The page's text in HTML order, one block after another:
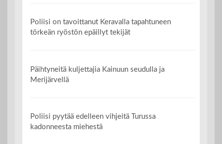
Poliisi on tavoittanut Keravalla tapahtuneen
törkeän ryöstön epäillyt tekijät
Päihtyneitä kuljettajia Kainuun seudulla ja
Merijärvellä
Poliisi pyytää edelleen vihjeitä Turussa
kadonneesta miehestä